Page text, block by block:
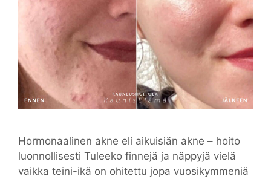
Hormonaalinen akne eli aikuisiän akne – hoito
luonnollisesti Tuleeko finnejä ja näppyjä vielä
vaikka teini-ikä on ohitettu jopa vuosikymmeniä